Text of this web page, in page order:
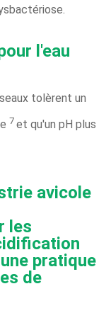
l'eau
tolèrent un
7 et qu'un pH plus
avicole
les
pratique
de